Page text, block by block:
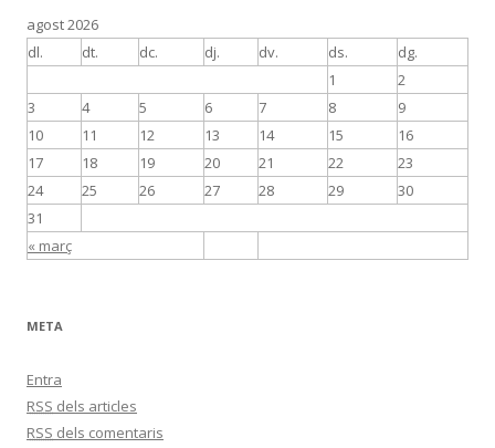
agost 2026
dl.
dt. dc. dj. dv. ds. dg.
« març
1
2
3
4 5 6 7 8
9
10
11 12 13 14 15
16
17
18 19 20 21 22
23
24
25 26 27 28 29
30
31
META
Entra
RSS dels articles
RSS dels comentaris